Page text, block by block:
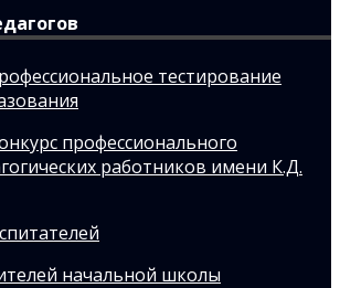
тестирование
профессионального
работников имени К.Д.
начальной школы